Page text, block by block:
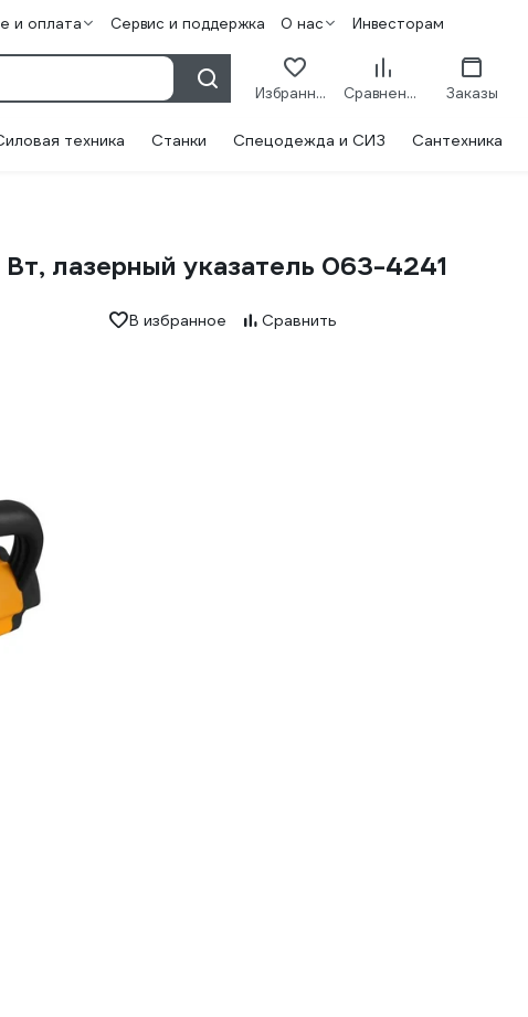
и оплата Сервис и поддержка О нас Инвесторам
Избранное Сравнение Заказы
техника Станки Спецодежда и СИЗ Сантехника
лазерный указатель 063-4241
В избранное Сравнить